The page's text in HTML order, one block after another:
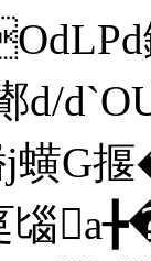
d/
j蟥
匘